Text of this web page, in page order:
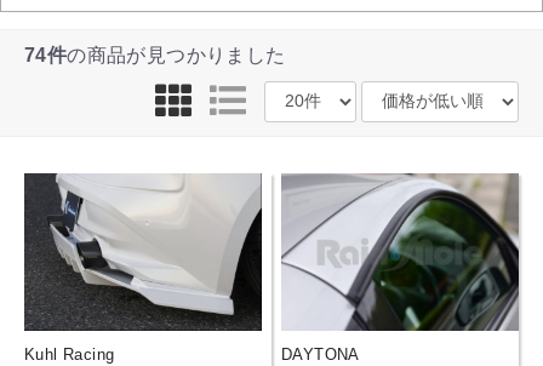
74件の商品が見つかりました
Kuhl Racing
DAYTONA